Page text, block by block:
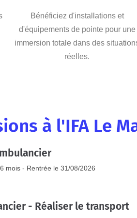
Bénéficiez d'installations et
d'équipements de pointe pour une
immersion totale dans des
réelles.
à l'IFA Le
mois - Rentrée le 31/08/2026
- Réaliser le transport